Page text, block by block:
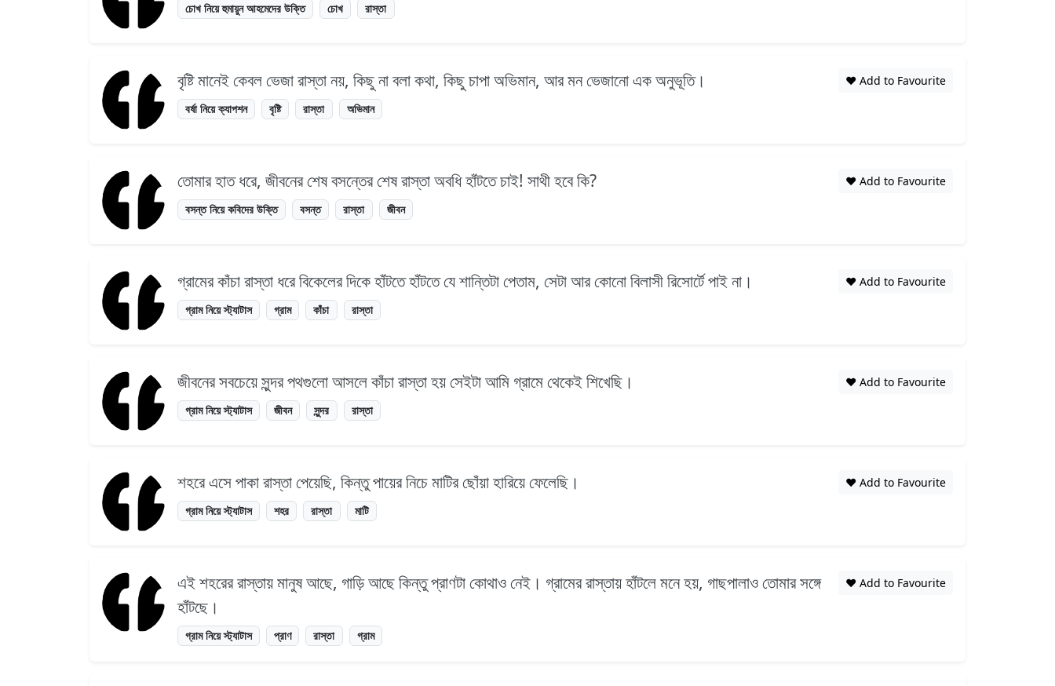
চোখ নিয়ে হুমায়ুন আহমেদের উক্তি চোখ রাস্তা
বৃষ্টি মানেই কেবল ভেজা রাস্তা নয়, কিছু না বলা কথা, কিছু চাপা অভিমান, আর মন ভেজানো এক অনুভূতি।
বর্ষা নিয়ে ক্যাপশন বৃষ্টি রাস্তা অভিমান
❤️ Add to Favourite
তোমার হাত ধরে, জীবনের শেষ বসন্তের শেষ রাস্তা অবধি হাঁটতে চাই! সাথী হবে কি?
বসন্ত নিয়ে কবিদের উক্তি বসন্ত রাস্তা জীবন
❤️ Add to Favourite
গ্রামের কাঁচা রাস্তা ধরে বিকেলের দিকে হাঁটতে হাঁটতে যে শান্তিটা পেতাম, সেটা আর কোনো বিলাসী রিসোর্টে পাই না।
গ্রাম নিয়ে স্ট্যাটাস গ্রাম কাঁচা রাস্তা
❤️ Add to Favourite
জীবনের সবচেয়ে সুন্দর পথগুলো আসলে কাঁচা রাস্তা হয় সেইটা আমি গ্রামে থেকেই শিখেছি।
গ্রাম নিয়ে স্ট্যাটাস জীবন সুন্দর রাস্তা
❤️ Add to Favourite
শহরে এসে পাকা রাস্তা পেয়েছি, কিন্তু পায়ের নিচে মাটির ছোঁয়া হারিয়ে ফেলেছি।
গ্রাম নিয়ে স্ট্যাটাস শহর রাস্তা মাটি
❤️ Add to Favourite
এই শহরের রাস্তায় মানুষ আছে, গাড়ি আছে কিন্তু প্রাণটা কোথাও নেই। গ্রামের রাস্তায় হাঁটলে মনে হয়, গাছপালাও তোমার সঙ্গে
হাঁটছে।
গ্রাম নিয়ে স্ট্যাটাস প্রাণ রাস্তা গ্রাম
❤️ Add to Favourite